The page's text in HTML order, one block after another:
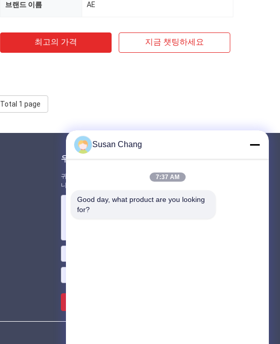
브랜드 이름 AE
최고의 가격 지금 챗팅하세요
Total 1 page
우리를 메일
귀하의 요구 사항을 알려주십시오. 최고의 제품을 당신과 연결하겠습
니다.
Susan Chang
7:37 AM
Good day, what product are you looking
for?